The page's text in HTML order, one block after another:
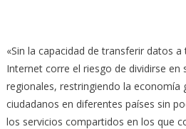
«Sin la capacidad de transferir datos
Internet corre el riesgo de dividirse en
regionales, restringiendo la economía
ciudadanos en diferentes países sin
los servicios compartidos en los que